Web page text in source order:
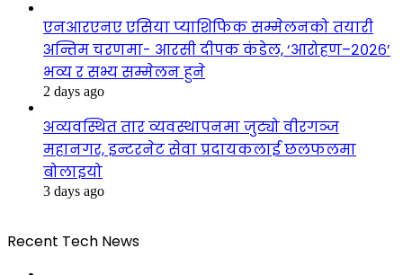
एनआरएनए एसिया प्याशिफिक सम्मेलनको तयारी
अन्तिम चरणमा- आरसी दीपक कंडेल, ‘आरोहण–२०२६’
भव्य र सभ्य सम्मेलन हुने
2 days ago
अव्यवस्थित तार व्यवस्थापनमा जुट्यो वीरगञ्ज
महानगर, इन्टरनेट सेवा प्रदायकलाई छलफलमा
बोलाइयो
3 days ago
Recent Tech News